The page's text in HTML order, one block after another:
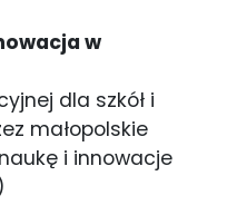
w
dla szkół i
małopolskie
i innowacje